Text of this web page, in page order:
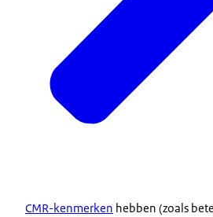
CMR-kenmerken hebben (zoals